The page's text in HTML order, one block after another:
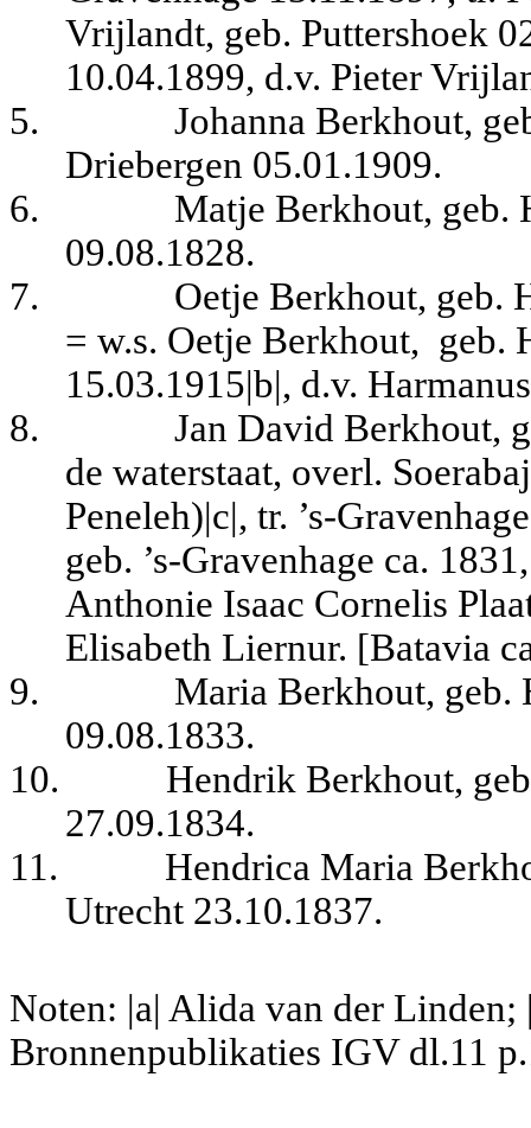
Vrijlandt, geb. Puttershoek
10.04.1899, d.v. Pieter
5.
Johanna Berkhout,
Driebergen 05.01.1909.
6.
Matje Berkhout, geb.
09.08.1828.
7.
Oetje Berkhout, geb.
= w.s. Oetje Berkhout, geb.
15.03.1915|b|, d.v.
8.
Jan David Berkhout,
de waterstaat, overl.
Peneleh)|c|, tr. ’s-
geb. ’s-Gravenhage ca.
Anthonie Isaac Cornelis
Elisabeth Liernur. [Batavia
9.
Maria Berkhout, geb.
09.08.1833.
10.
Hendrik Berkhout,
27.09.1834.
11.
Hendrica Maria
Utrecht 23.10.1837.
Noten: |a| Alida van der
Bronnenpublikaties IGV dl.11